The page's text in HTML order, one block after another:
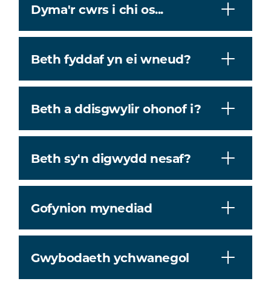
Dyma'r cwrs i chi os...
Beth fyddaf yn ei wneud?
Beth a ddisgwylir ohonof i?
Beth sy'n digwydd nesaf?
Gofynion mynediad
Gwybodaeth ychwanegol